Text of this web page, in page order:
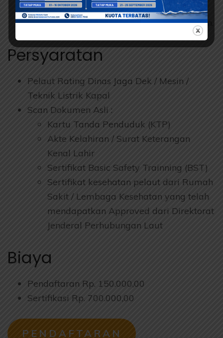
darurat.
Cara pencatatan dan dokumentasi kegiatan.
Persyaratan
Pelaut Rating Dinas Jaga Dek / Mesin /
Teknik Listrik Kapal
Scan Dokumen Asli :
Kartu Tanda Penduduk (KTP)
Akte Kelahiran / Surat Keterangan
Kenal Lahir
Sertifikat Basic Safety Trainning (BST)
Sertifikat kesehatan pelaut dari Rumah
Sakit / Lembaga Kesehatan yang telah
mendapatkan Approved dari Direktorat
Jenderal Perhubungan Laut
Biaya
Pendaftaran Rp. 150.000,00
Sertifikasi Rp. 700.000,00
PENDAFTARAN